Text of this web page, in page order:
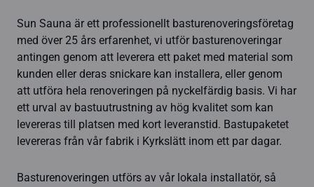
Sun Sauna är ett professionellt basturenoveringsföretag
med över 25 års erfarenhet, vi utför basturenoveringar
antingen genom att leverera ett paket med material som
kunden eller deras snickare kan installera, eller genom
att utföra hela renoveringen på nyckelfärdig basis. Vi har
ett urval av bastuutrustning av hög kvalitet som kan
levereras till platsen med kort leveranstid. Bastupaketet
levereras från vår fabrik i Kyrkslätt inom ett par dagar.
Basturenoveringen utförs av vår lokala installatör, så